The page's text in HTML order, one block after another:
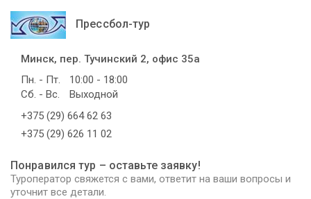
Прессбол-тур
Минск, пер. Тучинский 2, офис 35а
Пн. - Пт.
10:00 - 18:00
Сб. - Вс.
Выходной
+375 (29) 664 62 63
+375 (29) 626 11 02
Понравился тур – оставьте заявку!
Туроператор свяжется с вами, ответит на ваши вопросы и
уточнит все детали.